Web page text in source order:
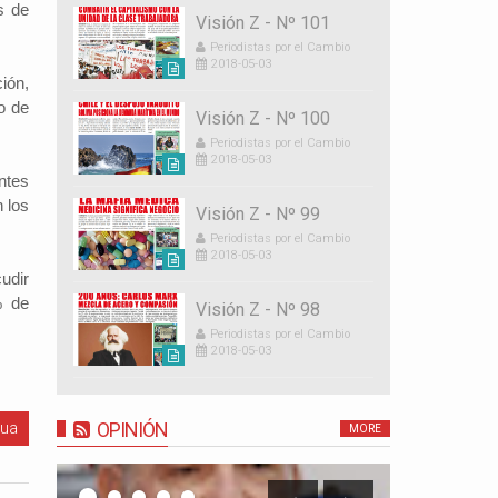
de
de
los
de
Visión Z - Nº 101
Periodistas por el Cambio
2018-05-03
Visión Z - Nº 100
Periodistas por el Cambio
2018-05-03
Visión Z - Nº 99
Periodistas por el Cambio
2018-05-03
Visión Z - Nº 98
Periodistas por el Cambio
2018-05-03
OPINIÓN MORE